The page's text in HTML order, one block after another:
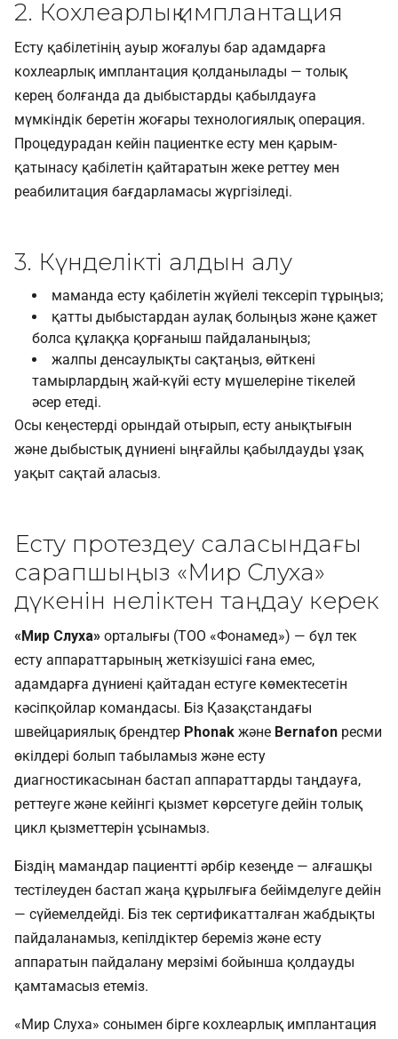
2. Кохлеарлық имплантация
Есту қабілетінің ауыр жоғалуы бар адамдарға
кохлеарлық имплантация қолданылады — толық
керең болғанда да дыбыстарды қабылдауға
мүмкіндік беретін жоғары технологиялық операция.
Процедурадан кейін пациентке есту мен қарым-
қатынасу қабілетін қайтаратын жеке реттеу мен
реабилитация бағдарламасы жүргізіледі.
3. Күнделікті алдын алу
маманда есту қабілетін жүйелі тексеріп тұрыңыз;
қатты дыбыстардан аулақ болыңыз және қажет
болса құлаққа қорғаныш пайдаланыңыз;
жалпы денсаулықты сақтаңыз, өйткені
тамырлардың жай-күйі есту мүшелеріне тікелей
әсер етеді.
Осы кеңестерді орындай отырып, есту анықтығын
және дыбыстық дүниені ыңғайлы қабылдауды ұзақ
уақыт сақтай аласыз.
Есту протездеу саласындағы
сарапшыңыз «Мир Слуха»
дүкенін неліктен таңдау керек
«Мир Слуха» орталығы (ТОО «Фонамед») — бұл тек
есту аппараттарының жеткізушісі ғана емес,
адамдарға дүниені қайтадан естуге көмектесетін
кәсіпқойлар командасы. Біз Қазақстандағы
швейцариялық брендтер Phonak және Bernafon ресми
өкілдері болып табыламыз және есту
диагностикасынан бастап аппараттарды таңдауға,
реттеуге және кейінгі қызмет көрсетуге дейін толық
цикл қызметтерін ұсынамыз.
Біздің мамандар пациентті әрбір кезеңде — алғашқы
тестілеуден бастап жаңа құрылғыға бейімделуге дейін
— сүйемелдейді. Біз тек сертификатталған жабдықты
пайдаланамыз, кепілдіктер береміз және есту
аппаратын пайдалану мерзімі бойынша қолдауды
қамтамасыз етеміз.
«Мир Слуха» сонымен бірге кохлеарлық имплантация